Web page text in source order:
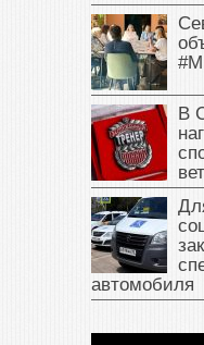
В
автомобиля